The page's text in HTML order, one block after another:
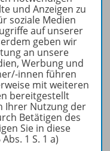
und Anzeigen zu
soziale Medien
auf unserer
geben wir
an unsere
Werbung und
innen führen
mit weiteren
bereitgestellt
Ihrer Nutzung der
Betätigen des
Sie in diese
1 S. 1 a)